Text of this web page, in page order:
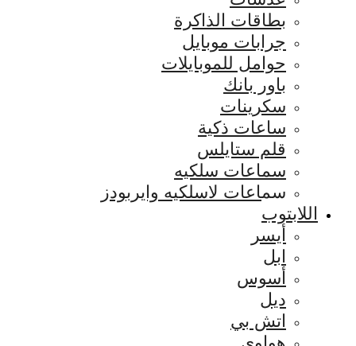
بطاقات الذاكرة
جرابات موبايل
حوامل للموبايلات
باور بانك
سكرينات
ساعات ذكية
قلم ستايلس
سماعات سلكيه
سماعات لاسلكيه وايربودز
اللابتوب
أيسر
ابل
أسوس
ديل
اتش بي